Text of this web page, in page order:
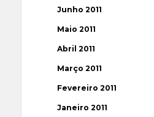
Junho 2011
Maio 2011
Abril 2011
Março 2011
Fevereiro 2011
Janeiro 2011